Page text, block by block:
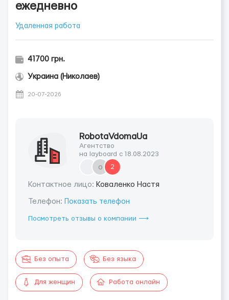
ежедневно
Удаленная работа
41700 грн.
Украина (Николаев)
20-07-2026
RobotaVdomaUa
Агентство
на layboard с 18.08.2023
o 2
Контактное лицо: Коваленко Настя
Телефон: Показать телефон
Посмотреть отзывы о компании ⟶
Без опыта Без языка
Для женщин Работа онлайн